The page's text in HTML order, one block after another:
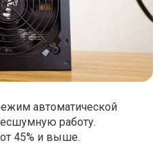
автоматической
работу.
45% и выше.